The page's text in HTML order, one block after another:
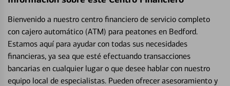
Bienvenido a nuestro centro financiero de servicio completo
con cajero automático (ATM) para peatones en Bedford.
Estamos aquí para ayudar con todas sus necesidades
financieras, ya sea que esté efectuando transacciones
bancarias en cualquier lugar o que desee hablar con nuestro
equipo local de especialistas. Pueden ofrecer asesoramiento y